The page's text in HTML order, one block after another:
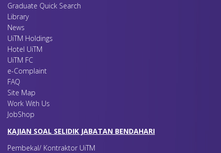
Graduate Quick Search
Library
News
UiTM Holdings
Hotel UiTM
UiTM FC
e-Complaint
FAQ
Site Map
Work With Us
JobShop
KAJIAN SOAL SELIDIK JABATAN BENDAHARI
Pembekal/ Kontraktor UiTM